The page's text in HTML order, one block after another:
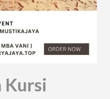
Kursi